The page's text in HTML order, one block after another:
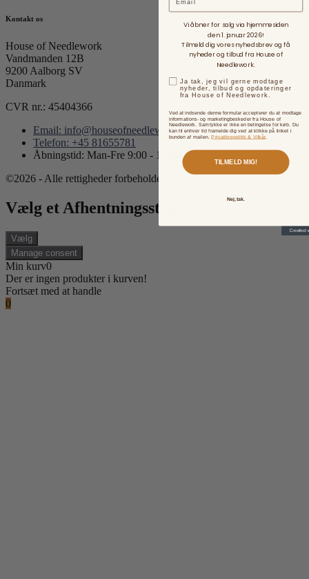
Kontakt os
House of Needlework
Vandmanden 12B
9200 Aalborg SV
Danmark
CVR nr.: 45404366
Email: info@houseofneedlework.com
Telefon: +45 81655781
Åbningstid: Man-Fre 9:00 - 15:00
©2026 - Alle rettigheder forbeholdes.
Vælg et Afhentningssted
Vælg
Manage consent
Min kurv0
Der er ingen produkter i kurven!
Fortsæt med at handle
0
Vi åbner for salg via hjemmesiden
den 1. januar 2026!
Tilmeld dig vores nyhedsbrev og få
nyheder og tilbud fra House of
Needlework.
Ja tak, jeg vil gerne modtage
nyheder, tilbud og opdateringer
fra House of Needlework.
Ved at indsende denne formular accepterer du at modtage
informations- og marketingbeskeder fra House of
Needlework. Samtykke er ikke en betingelse for køb. Du
kan til enhver tid framelde dig ved at klikke på linket i
bunden af mailen.Privatlivspolitik & Vilkår.
TILMELD MIG!
Nej, tak.